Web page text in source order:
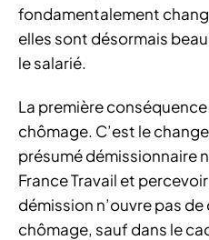
fondamentalement
elles sont désormais
le salarié.
La première
chômage. C’est le
présumé démissionnaire
France Travail et percevoir
démission n’ouvre pas
chômage, sauf dans le